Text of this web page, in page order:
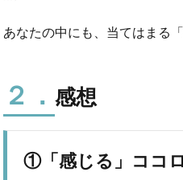
あなたの中にも、当てはまる
２． 感想
①「感じる」ココ